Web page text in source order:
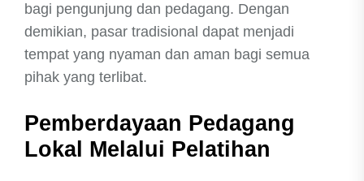
bagi pengunjung dan pedagang. Dengan
demikian, pasar tradisional dapat menjadi
tempat yang nyaman dan aman bagi semua
pihak yang terlibat.
Pemberdayaan Pedagang
Lokal Melalui Pelatihan